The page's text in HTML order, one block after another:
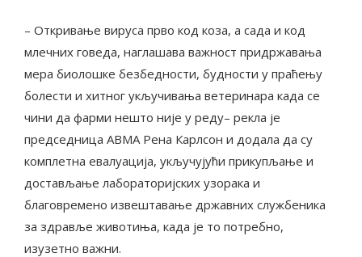
– Откривање вируса прво код коза, а сада и код
млечних говеда, наглашава важност придржавања
мера биолошке безбедности, будности у праћењу
болести и хитног укључивања ветеринара када се
чини да фарми нешто није у реду– рекла је
председница АВМА Рена Карлсон и додала да су
комплетна евалуација, укључујући прикупљање и
достављање лабораторијских узорака и
благовремено извештавање државних службеника
за здравље животиња, када је то потребно,
изузетно важни.